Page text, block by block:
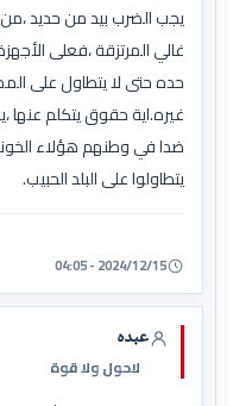
يجب الضرب بيد من حديد ،من
غالي المرتزقة ،فعلى
حده حتى لا يتطاول على
غيره.اية حقوق يتكلم عنها
ضدا في وطنهم هؤلاء
يتطاولوا على البلد الحبيب.
2024/12/15 - 04:05
عبده
لاحول ولا قوة